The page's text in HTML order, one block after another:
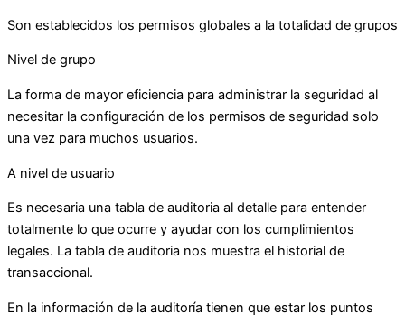
Son establecidos los permisos globales a la totalidad de grupos
Nivel de grupo
La forma de mayor eficiencia para administrar la seguridad al
necesitar la configuración de los permisos de seguridad solo
una vez para muchos usuarios.
A nivel de usuario
Es necesaria una tabla de auditoria al detalle para entender
totalmente lo que ocurre y ayudar con los cumplimientos
legales. La tabla de auditoria nos muestra el historial de
transaccional.
En la información de la auditoría tienen que estar los puntos